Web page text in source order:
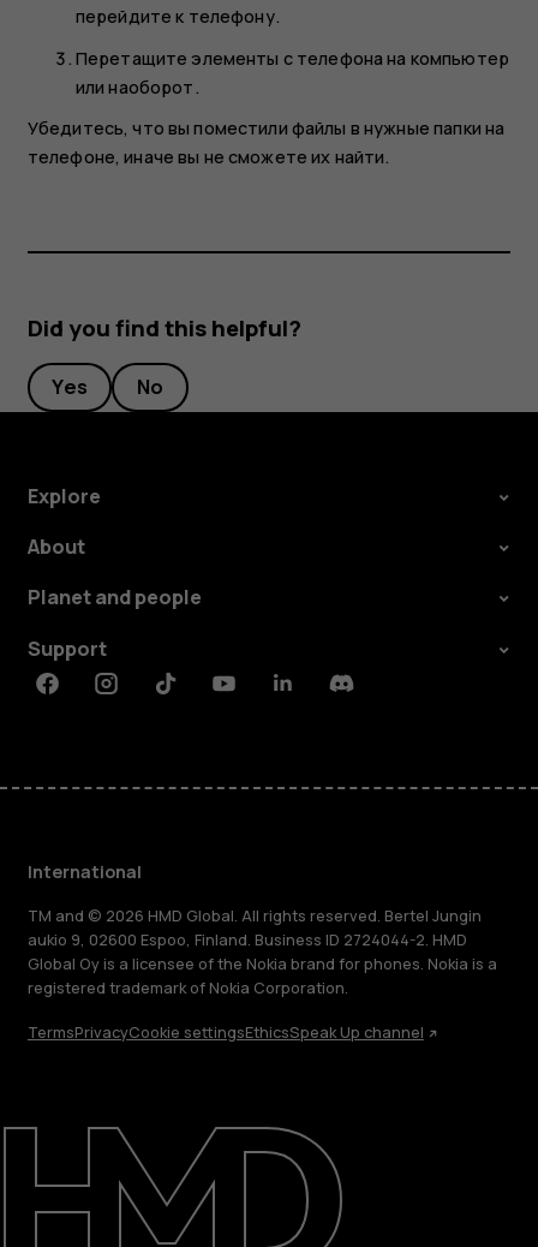
Repair, reuse, recycle
Sustainability
Support
International
перейдите к телефону.
Перетащите элементы с телефона на компьютер
или наоборот.
Убедитесь, что вы поместили файлы в нужные папки на
телефоне, иначе вы не сможете их найти.
Did you find this helpful?
Yes No
Explore
About
Planet and people
Support
FacebookInstagramTiktokYoutubeLinkedinDiscord
International
TM and © 2026 HMD Global. All rights reserved. Bertel Jungin
aukio 9, 02600 Espoo, Finland. Business ID 2724044-2. HMD
Global Oy is a licensee of the Nokia brand for phones. Nokia is a
registered trademark of Nokia Corporation.
TermsPrivacyCookie settingsEthicsSpeak Up channel